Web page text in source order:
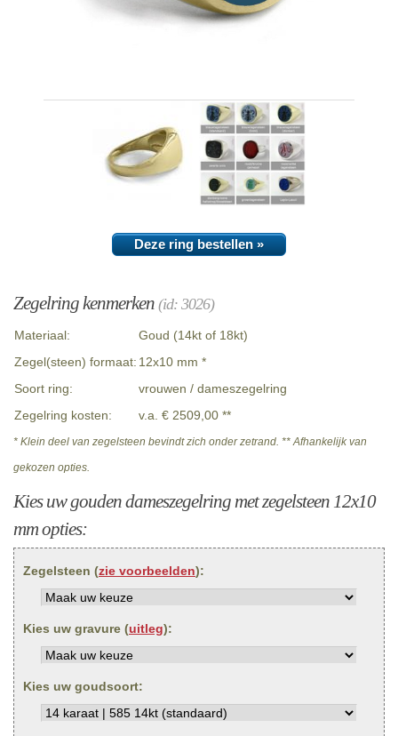
Deze ring bestellen »
Zegelring kenmerken (id: 3026)
Materiaal:
Goud (14kt of 18kt)
Zegel(steen) formaat: 12x10 mm *
Soort ring:
vrouwen / dameszegelring
Zegelring kosten:
v.a. € 2509,00 **
* Klein deel van zegelsteen bevindt zich onder zetrand. ** Afhankelijk van
gekozen opties.
Kies uw gouden dameszegelring met zegelsteen 12x10
mm opties:
Zegelsteen (zie voorbeelden):
Kies uw gravure (uitleg):
Kies uw goudsoort: